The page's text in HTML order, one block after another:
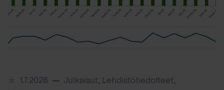
1.7.2026
Julkaisut, Lehdistötiedotteet,